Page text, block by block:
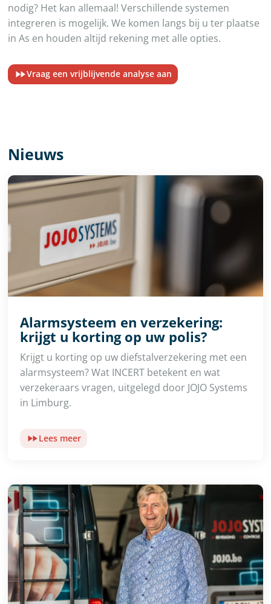
nodig? Het kan allemaal! Verschillende systemen
integreren is mogelijk. We komen langs bij u ter plaatse
in As en houden altijd rekening met alle opties.
Vraag een vrijblijvende analyse aan
Nieuws
Alarmsysteem en verzekering:
krijgt u korting op uw polis?
Krijgt u korting op uw diefstalverzekering met een
alarmsysteem? Wat INCERT betekent en wat
verzekeraars vragen, uitgelegd door JOJO Systems
in Limburg.
Lees meer